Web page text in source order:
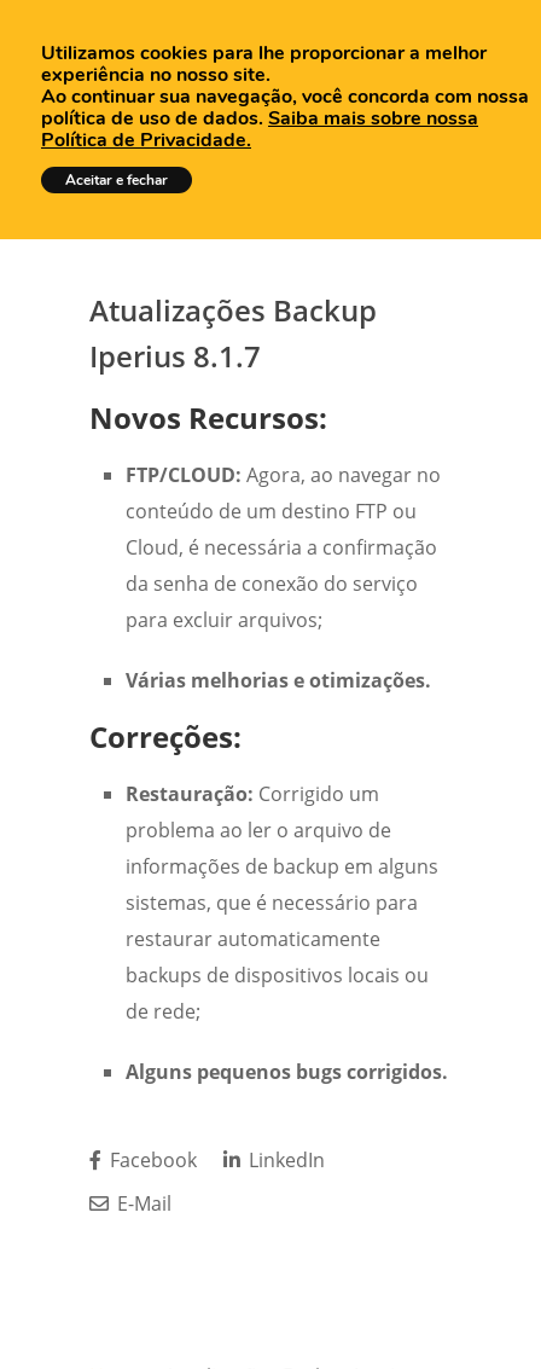
Tutoriais
Atualizações Backup
Iperius 8.1.7
Novos Recursos:
FTP/CLOUD: Agora, ao navegar no
conteúdo de um destino FTP ou
Cloud, é necessária a confirmação
da senha de conexão do serviço
para excluir arquivos;
Várias melhorias e otimizações.
Correções:
Restauração: Corrigido um
problema ao ler o arquivo de
informações de backup em alguns
sistemas, que é necessário para
restaurar automaticamente
backups de dispositivos locais ou
de rede;
Alguns pequenos bugs corrigidos.
Facebook
LinkedIn
E-Mail
Utilizamos cookies para lhe proporcionar a melhor
experiência no nosso site.
Ao continuar sua navegação, você concorda com nossa
política de uso de dados. Saiba mais sobre nossa
Política de Privacidade.
Aceitar e fechar